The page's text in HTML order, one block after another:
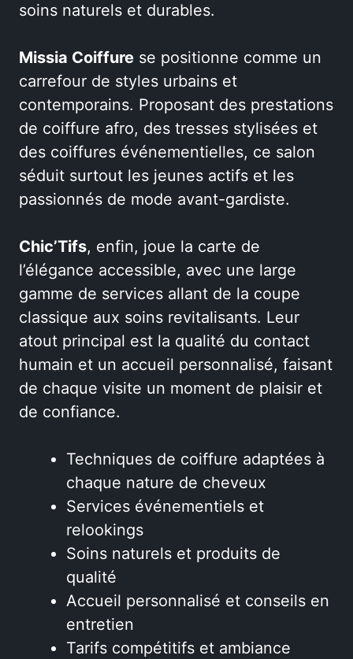
soins naturels et durables.
Missia Coiffure se positionne comme un
carrefour de styles urbains et
contemporains. Proposant des prestations
de coiffure afro, des tresses stylisées et
des coiffures événementielles, ce salon
séduit surtout les jeunes actifs et les
passionnés de mode avant-gardiste.
Chic’Tifs, enfin, joue la carte de
l’élégance accessible, avec une large
gamme de services allant de la coupe
classique aux soins revitalisants. Leur
atout principal est la qualité du contact
humain et un accueil personnalisé, faisant
de chaque visite un moment de plaisir et
de confiance.
Techniques de coiffure adaptées à
chaque nature de cheveux
Services événementiels et
relookings
Soins naturels et produits de
qualité
Accueil personnalisé et conseils en
entretien
Tarifs compétitifs et ambiance